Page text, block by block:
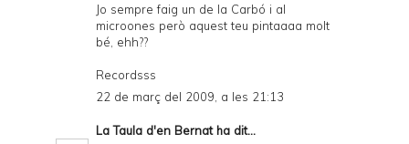
Jo sempre faig un de la Carbó i al
microones però aquest teu pintaaaa molt
bé, ehh??
Recordsss
22 de març del 2009, a les 21:13
La Taula d'en Bernatha dit...